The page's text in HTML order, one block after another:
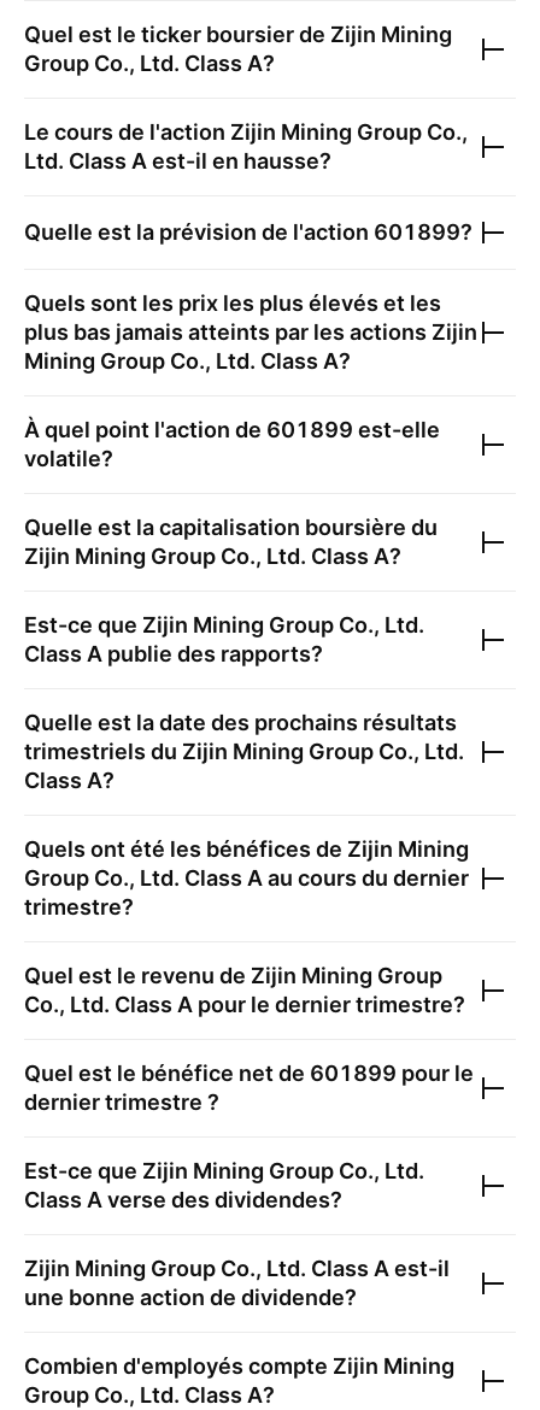
Quel est le ticker boursier de Zijin Mining
Group Co., Ltd. Class A?
Le cours de l'action Zijin Mining Group Co.,
Ltd. Class A est-il en hausse?
Quelle est la prévision de l'action 601899?
Quels sont les prix les plus élevés et les
plus bas jamais atteints par les actions Zijin
Mining Group Co., Ltd. Class A?
À quel point l'action de 601899 est-elle
volatile?
Quelle est la capitalisation boursière du
Zijin Mining Group Co., Ltd. Class A?
Est-ce que Zijin Mining Group Co., Ltd.
Class A publie des rapports?
Quelle est la date des prochains résultats
trimestriels du Zijin Mining Group Co., Ltd.
Class A?
Quels ont été les bénéfices de Zijin Mining
Group Co., Ltd. Class A au cours du dernier
trimestre?
Quel est le revenu de Zijin Mining Group
Co., Ltd. Class A pour le dernier trimestre?
Quel est le bénéfice net de 601899 pour le
dernier trimestre ?
Est-ce que Zijin Mining Group Co., Ltd.
Class A verse des dividendes?
Zijin Mining Group Co., Ltd. Class A est-il
une bonne action de dividende?
Combien d'employés compte Zijin Mining
Group Co., Ltd. Class A?